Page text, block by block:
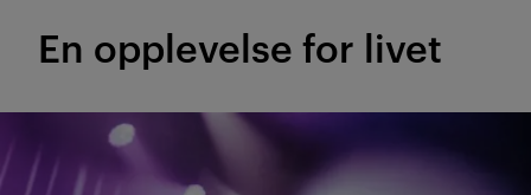
En opplevelse for livet